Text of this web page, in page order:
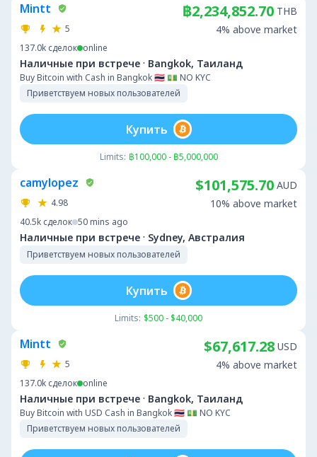
Mintt
5
137.0k сделок online
Наличные при встрече · Bangkok, Таиланд
Buy Bitcoin with Cash in Bangkok 🇹🇭 💵 NO KYC
Приветствуем новых пользователей
฿2,234,852.70 THB
4% above market
Limits: ฿100,000 - ฿5,000,000
Купить
camylopez
4.98
40.5k сделок 50 mins ago
Наличные при встрече · Sydney, Австралия
Приветствуем новых пользователей
$101,575.70 AUD
10% above market
Limits: $500 - $40,000
Купить
Mintt
5
137.0k сделок online
Наличные при встрече · Bangkok, Таиланд
Buy Bitcoin with USD Cash in Bangkok 🇹🇭 💵 NO KYC
Приветствуем новых пользователей
$67,617.28 USD
4% above market